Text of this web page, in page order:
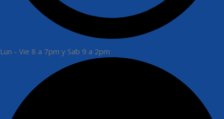
Lun - Vie 8 a 7pm y Sab 9 a 2pm